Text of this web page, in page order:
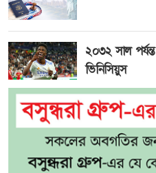
২০৩২ সাল
ভিনিসিয়ুস